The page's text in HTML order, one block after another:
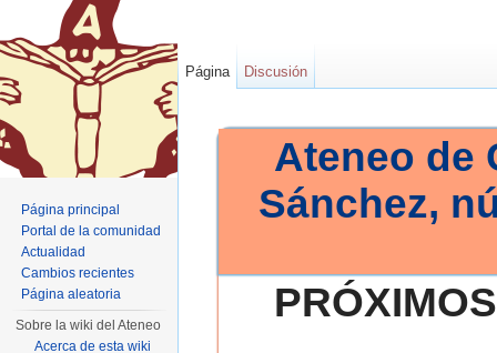
Ateneo de
Sánchez,
Página Discusión
Página principal
Portal de la comunidad
Actualidad
Cambios recientes
Página aleatoria
Sobre la wiki del Ateneo
Acerca de esta wiki